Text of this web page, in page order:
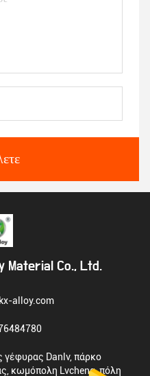
Material Co., Ltd.
alloy.com
γέφυρας Danlv, πάρκο
κωμόπολη Lvcheng, πόλη